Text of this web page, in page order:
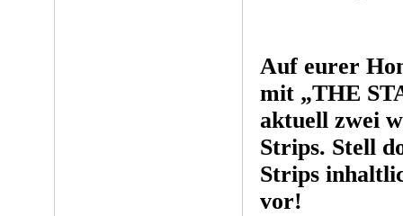
Auf eurer
mit „THE
aktuell zwei
Strips. Stell
Strips
vor!